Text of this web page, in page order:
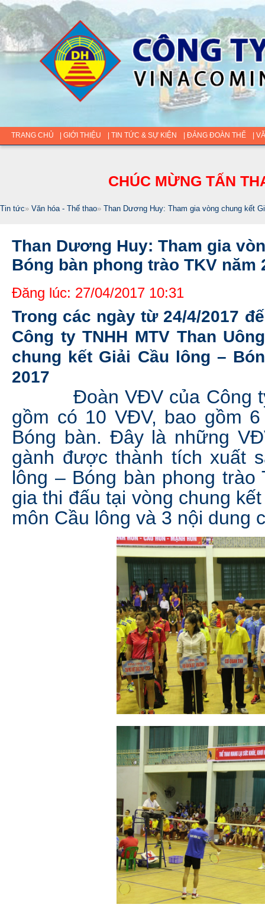
TRANG CHỦ | GIỚI THIỆU | TIN TỨC & SỰ KIỆN | ĐẢNG ĐOÀN THỂ |
CHÚC MỪNG TẤN
Tin tức» Văn hóa - Thế thao» Than Dương Huy: Tham gia vòng chung kết
Than Dương Huy: Tham gia
Bóng bàn phong trào TKV năm
Đăng lúc: 27/04/2017 10:31
Trong các ngày từ 24/4/2017
Công ty TNHH MTV Than
chung kết Giải Cầu lông –
2017
Đoàn VĐV của Công ty
gồm có 10 VĐV, bao gồm
Bóng bàn. Đây là những
gành được thành tích xuất
lông – Bóng bàn phong
gia thi đấu tại vòng chung
môn Cầu lông và 3 nội dung